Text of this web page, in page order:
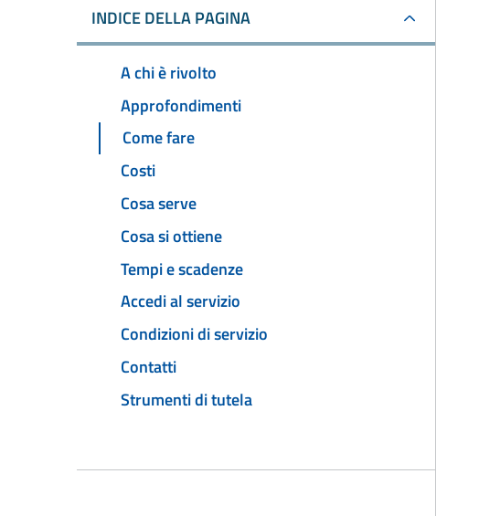
INDICE DELLA PAGINA
A chi è rivolto
Approfondimenti
Come fare
Costi
Cosa serve
Cosa si ottiene
Tempi e scadenze
Accedi al servizio
Condizioni di servizio
Contatti
Strumenti di tutela